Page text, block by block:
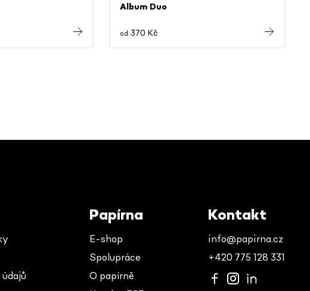
Album Duo
od 370 Kč
Papírna
E-shop
Spolupráce
O papírně
Kontakt
info@papirna.cz
+420 775 128 331